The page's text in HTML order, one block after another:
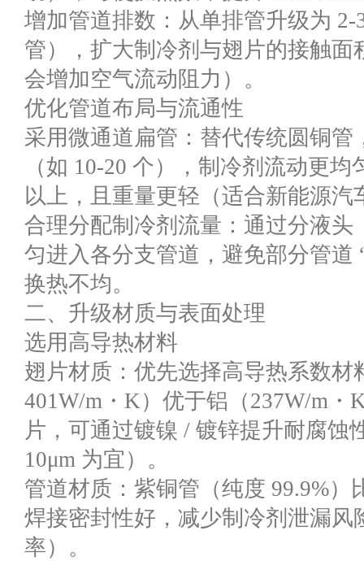
增加管道排数：从单排管升级为
管），扩大制冷剂与翅片的接触
会增加空气流动阻力）。
优化管道布局与流通性
采用微通道扁管：替代传统圆铜
（如 10-20 个），制冷剂流动更
以上，且重量更轻（适合新能源
合理分配制冷剂流量：通过分液
匀进入各分支管道，避免部分管道
换热不均。
二、升级材质与表面处理
选用高导热材料
翅片材质：优先选择高导热系数材
401W/m・K）优于铝（237W/m
片，可通过镀镍 / 镀锌提升耐腐蚀
10μm 为宜）。
管道材质：紫铜管（纯度 99.9%
焊接密封性好，减少制冷剂泄漏
率）。